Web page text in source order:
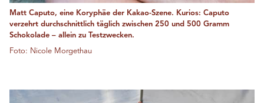
Matt Caputo, eine Koryphäe der Kakao-Szene. Kurios: Caputo
verzehrt durchschnittlich täglich zwischen 250 und 500 Gramm
Schokolade – allein zu Testzwecken.
Foto: Nicole Morgethau